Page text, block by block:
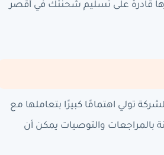
قادرة على تسليم شحنتك في أقصر
تولي اهتمامًا كبيرًا بتعاملها مع
بالمراجعات والتوصيات يمكن أن